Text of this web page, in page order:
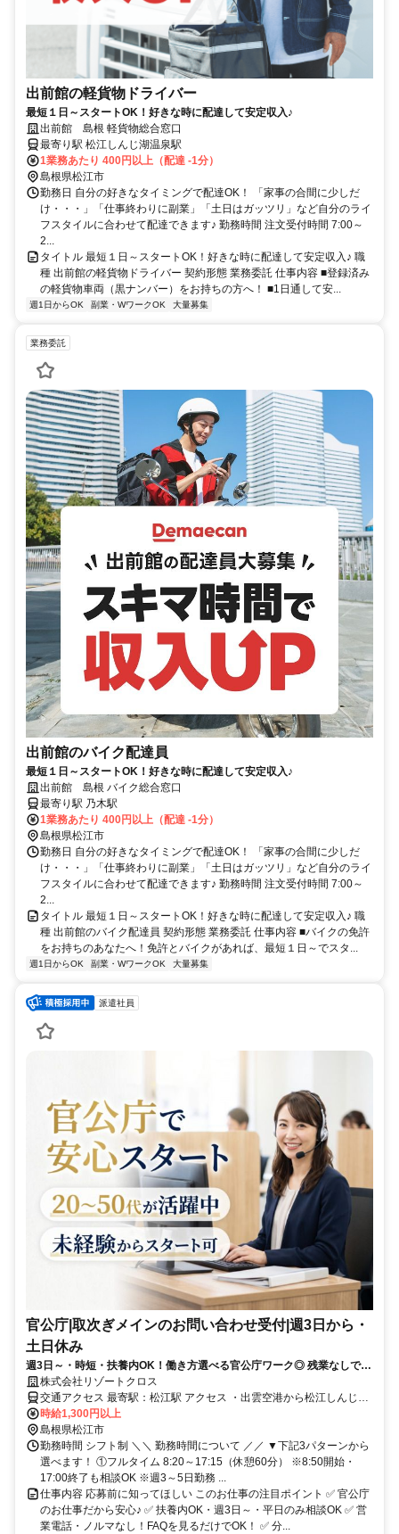
出前館の軽貨物ドライバー
最短１日～スタートOK！好きな時に配達して安定収入♪
出前館 島根 軽貨物総合窓口
最寄り駅 松江しんじ湖温泉駅
1業務あたり 400円以上（配達 -1分）
島根県松江市
勤務日 自分の好きなタイミングで配達OK！ 「家事の合間に少しだ
け・・・」「仕事終わりに副業」「土日はガッツリ」など自分のライ
フスタイルに合わせて配達できます♪ 勤務時間 注文受付時間 7:00～
2...
タイトル 最短１日～スタートOK！好きな時に配達して安定収入♪ 職
種 出前館の軽貨物ドライバー 契約形態 業務委託 仕事内容 ■登録済み
の軽貨物車両（黒ナンバー）をお持ちの方へ！ ■1日通して安...
週1日からOK 副業・WワークOK 大量募集
業務委託
出前館のバイク配達員
最短１日～スタートOK！好きな時に配達して安定収入♪
出前館 島根 バイク総合窓口
最寄り駅 乃木駅
1業務あたり 400円以上（配達 -1分）
島根県松江市
勤務日 自分の好きなタイミングで配達OK！ 「家事の合間に少しだ
け・・・」「仕事終わりに副業」「土日はガッツリ」など自分のライ
フスタイルに合わせて配達できます♪ 勤務時間 注文受付時間 7:00～
2...
タイトル 最短１日～スタートOK！好きな時に配達して安定収入♪ 職
種 出前館のバイク配達員 契約形態 業務委託 仕事内容 ■バイクの免許
をお持ちのあなたへ！免許とバイクがあれば、最短１日～でスタ...
週1日からOK 副業・WワークOK 大量募集
派遣社員
官公庁|取次ぎメインのお問い合わせ受付|週3日から・
土日休み
週3日～・時短・扶養内OK！働き方選べる官公庁ワーク◎ 残業なしで子
育てとの両立も優しく応援♪履歴書不要で気軽に応募OK！
株式会社リゾートクロス
交通アクセス 最寄駅：松江駅 アクセス ・出雲空港から松江しんじ湖
温泉行きの連絡バスに乗りJR「松江駅」で下車（約35分） ・米子空
港からJR松江駅行きの連絡バスに乗りJR「松江駅」で下車（約45
分） ・JR「松江駅」からソフトビジネスパーク線のバス（2番バス乗
り場）に乗り「ソフトビジネスパーク入口」で下車（約20分）下車徒
歩30秒 ◆バイク・車通勤OK ◆無料駐車場完備 ◆学生の方はタクシ
ー送迎あり
時給1,300円以上
島根県松江市
勤務時間 シフト制 ＼＼ 勤務時間について ／／ ▼下記3パターンから
選べます！ ①フルタイム 8:20～17:15（休憩60分） ※8:50開始・
17:00終了も相談OK ※週3～5日勤務 ...
仕事内容 応募前に知ってほしい このお仕事の注目ポイント ✅ 官公庁
のお仕事だから安心♪ ✅ 扶養内OK・週3日～・平日のみ相談OK ✅ 営
業電話・ノルマなし！FAQを見るだけでOK！ ✅ 分...